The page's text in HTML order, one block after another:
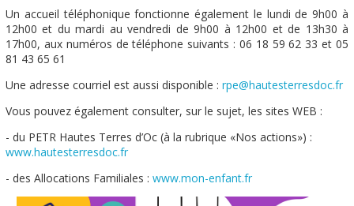
Un accueil téléphonique fonctionne également le lundi de 9h00 à
12h00 et du mardi au vendredi de 9h00 à 12h00 et de 13h30 à
17h00, aux numéros de téléphone suivants : 06 18 59 62 33 et 05
81 43 65 61
Une adresse courriel est aussi disponible : rpe@hautesterresdoc.fr
Vous pouvez également consulter, sur le sujet, les sites WEB :
- du PETR Hautes Terres d’Oc (à la rubrique «Nos actions») :
www.hautesterresdoc.fr
- des Allocations Familiales : www.mon-enfant.fr